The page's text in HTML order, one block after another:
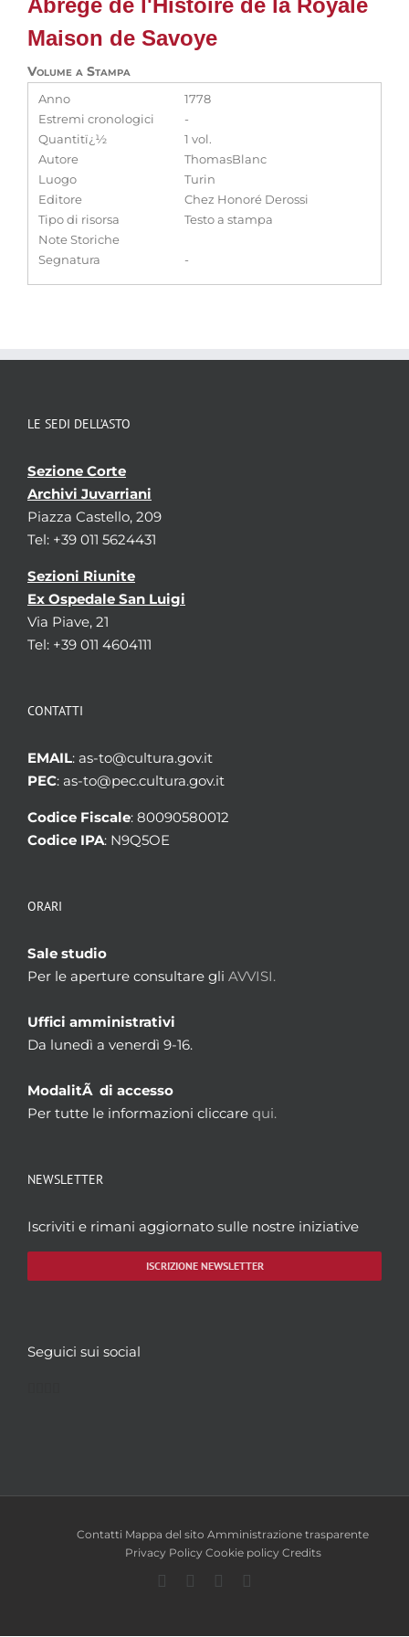
Abrégé de l'Histoire de la Royale
Maison de Savoye
Volume a Stampa
Anno
1778
Estremi cronologici
-
Quantitï¿½
1 vol.
Autore
ThomasBlanc
Luogo
Turin
Editore
Chez Honoré Derossi
Tipo di risorsa
Testo a stampa
Note Storiche
Segnatura
-
LE SEDI DELL’ASTO
Sezione Corte
Archivi Juvarriani
Piazza Castello, 209
Tel: +39 011 5624431
Sezioni Riunite
Ex Ospedale San Luigi
Via Piave, 21
Tel: +39 011 4604111
CONTATTI
EMAIL: as-to@cultura.gov.it
PEC: as-to@pec.cultura.gov.it
Codice Fiscale: 80090580012
Codice IPA: N9Q5OE
ORARI
Sale studio
Per le aperture consultare gli AVVISI.
Uffici amministrativi
Da lunedì a venerdì 9-16.
ModalitÃ di accesso
Per tutte le informazioni cliccare qui.
NEWSLETTER
Iscriviti e rimani aggiornato sulle nostre iniziative
ISCRIZIONE NEWSLETTER
Seguici sui social
Contatti Mappa del sito Amministrazione trasparente
Privacy Policy Cookie policy Credits
Facebook
TwitterYouTube